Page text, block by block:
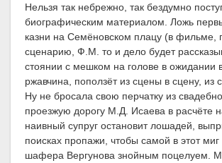
Нельзя так небрежно, так бездумно
биографическим материалом. Ложь
казни на Семёновском плацу (в фильме,
сценарию, Ф.М. то и дело будет
стоянии с мешком на голове в ожидании
ржавчина, поползёт из сцены в сцену, из
Ну не бросала свою перчатку из
проезжую дорогу М.Д. Исаева в расчёте
наивный супруг остановит лошадей,
поисках пропажи, чтобы самой в этот миг
шафера Вергунова знойным поцелуем.